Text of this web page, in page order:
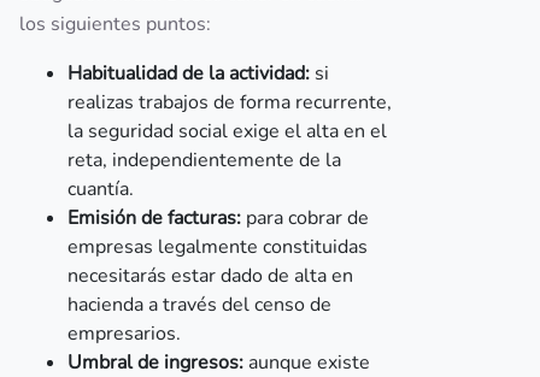
los siguientes puntos:
Habitualidad de la actividad: si
realizas trabajos de forma recurrente,
la seguridad social exige el alta en el
reta, independientemente de la
cuantía.
Emisión de facturas: para cobrar de
empresas legalmente constituidas
necesitarás estar dado de alta en
hacienda a través del censo de
empresarios.
Umbral de ingresos: aunque existe